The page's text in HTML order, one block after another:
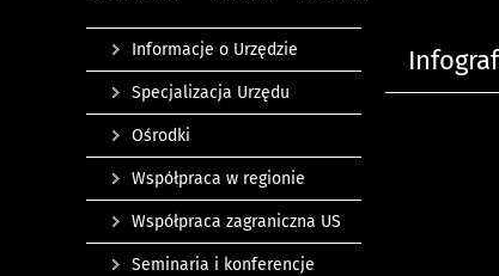
Informacje o Urzędzie
Specjalizacja Urzędu
Ośrodki
Współpraca w regionie
Współpraca zagraniczna US
Seminaria i konferencje